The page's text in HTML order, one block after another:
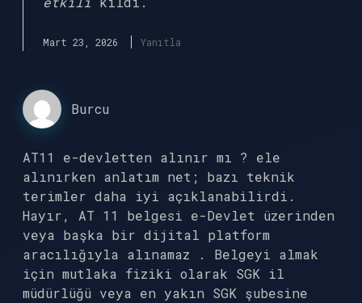
Mart 23, 2026 Yanıtla
Burcu
AT11 e-devletten alınır mı ? ele
alınırken anlatım net; bazı teknik
terimler daha iyi açıklanabilirdi.
Hayır, AT 11 belgesi e-Devlet üzerinden
veya başka bir dijital platform
aracılığıyla alınamaz . Belgeyi almak
için mutlaka fiziki olarak SGK il
müdürlüğü veya en yakın SGK şubesine